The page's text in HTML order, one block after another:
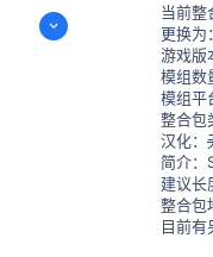
2020-08-07
当前整
更换
游戏版
模组数
模组平
整合包
汉化：
简介：
建议长
整合包
目前有